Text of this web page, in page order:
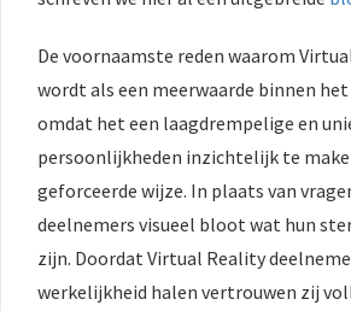
De voornaamste reden waarom
wordt als een meerwaarde binnen
omdat het een laagdrempelige en
persoonlijkheden inzichtelijk te
geforceerde wijze. In plaats van
deelnemers visueel bloot wat hun
zijn. Doordat Virtual Reality
werkelijkheid halen vertrouwen zij